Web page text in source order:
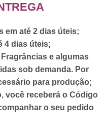
em até 2 dias úteis;
4 dias úteis;
e algumas
sob demanda. Por
para produção;
você receberá o Código
o seu pedido